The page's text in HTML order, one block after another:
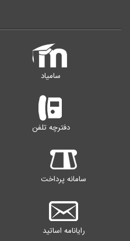
سامیاد
دفترچه تلفن
سامانه پرداخت
رایانامه اساتید